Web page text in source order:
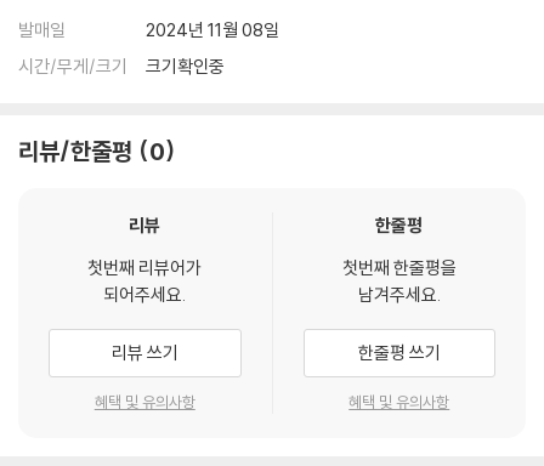
발매일
2024년 11월 08일
시간/무게/크기
크기확인중
리뷰/한줄평 0
리뷰
첫번째 리뷰어가
되어주세요.
리뷰 쓰기
혜택 및 유의사항
한줄평
첫번째 한줄평을
남겨주세요.
한줄평 쓰기
혜택 및 유의사항